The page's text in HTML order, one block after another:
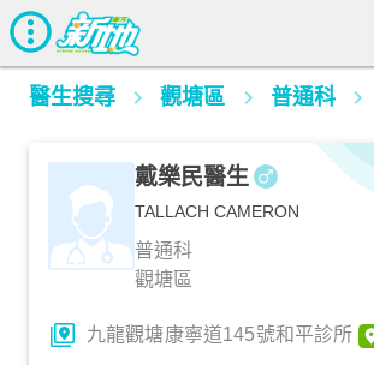
醫生搜尋 觀塘區 普通科
戴樂民醫生
TALLACH CAMERON
普通科
觀塘區
九龍觀塘康寧道145號和平診所